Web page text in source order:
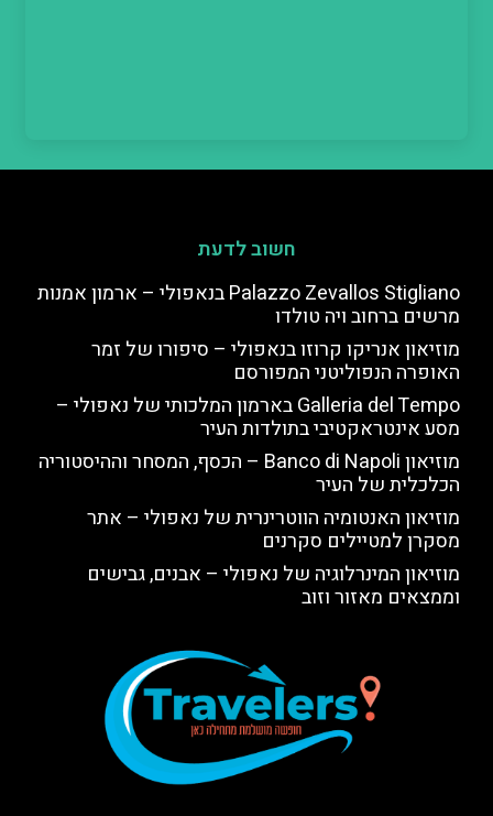
חשוב לדעת
Palazzo Zevallos Stigliano בנאפולי – ארמון אמנות
מרשים ברחוב ויה טולדו
מוזיאון אנריקו קרוזו בנאפולי – סיפורו של זמר
האופרה הנפוליטני המפורסם
Galleria del Tempo בארמון המלכותי של נאפולי –
מסע אינטראקטיבי בתולדות העיר
מוזיאון Banco di Napoli – הכסף, המסחר וההיסטוריה
הכלכלית של העיר
מוזיאון האנטומיה הווטרינרית של נאפולי – אתר
מסקרן למטיילים סקרנים
מוזיאון המינרלוגיה של נאפולי – אבנים, גבישים
וממצאים מאזור וזוב